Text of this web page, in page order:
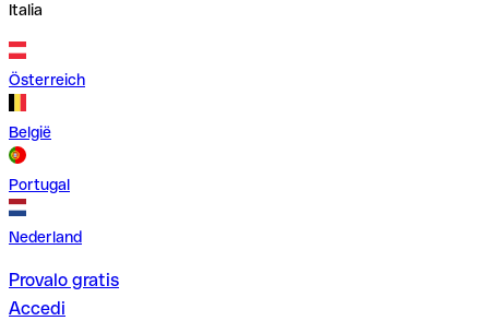
Italia
Österreich
België
Portugal
Nederland
Provalo gratis
Accedi